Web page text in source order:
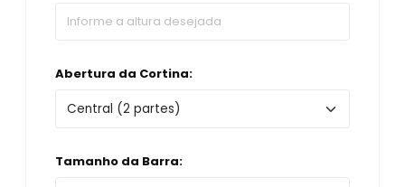
Abertura da Cortina:
Tamanho da Barra: